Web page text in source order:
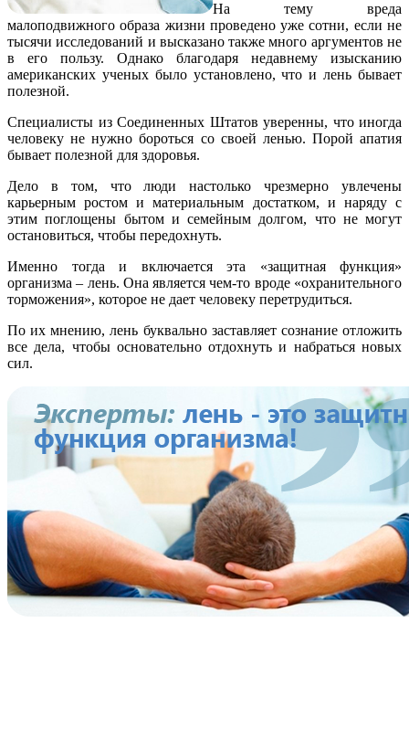
На тему вреда
малоподвижного образа жизни проведено уже сотни, если не
тысячи исследований и высказано также много аргументов не
в его пользу. Однако благодаря недавнему изысканию
американских ученых было установлено, что и лень бывает
полезной.
Специалисты из Соединенных Штатов уверенны, что иногда
человеку не нужно бороться со своей ленью. Порой апатия
бывает полезной для здоровья.
Дело в том, что люди настолько чрезмерно увлечены
карьерным ростом и материальным достатком, и наряду с
этим поглощены бытом и семейным долгом, что не могут
остановиться, чтобы передохнуть.
Именно тогда и включается эта «защитная функция»
организма – лень. Она является чем-то вроде «охранительного
торможения», которое не дает человеку перетрудиться.
По их мнению, лень буквально заставляет сознание отложить
все дела, чтобы основательно отдохнуть и набраться новых
сил.